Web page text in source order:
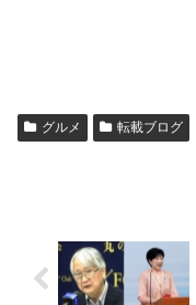
グルメ 転載ブログ